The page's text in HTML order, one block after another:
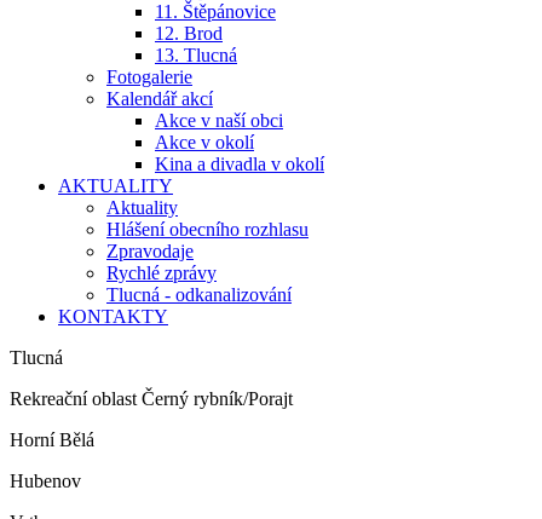
11. Štěpánovice
12. Brod
13. Tlucná
Fotogalerie
Kalendář akcí
Akce v naší obci
Akce v okolí
Kina a divadla v okolí
AKTUALITY
Aktuality
Hlášení obecního rozhlasu
Zpravodaje
Rychlé zprávy
Tlucná - odkanalizování
KONTAKTY
Tlucná
Rekreační oblast Černý rybník/Porajt
Horní Bělá
Hubenov